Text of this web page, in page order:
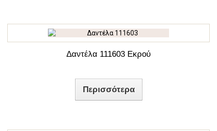
Δαντέλα 111603 Εκρού
Περισσότερα